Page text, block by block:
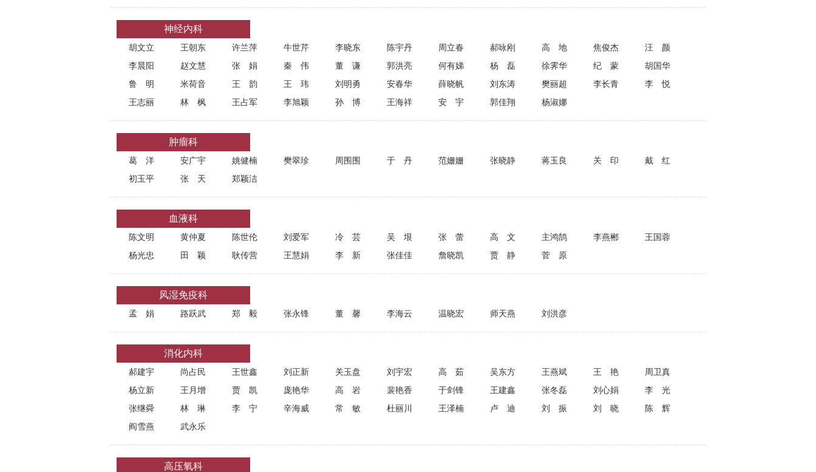
神经内科
胡文立 王朝东 许兰萍 牛世芹 李晓东 陈宇丹 周立春 郝咏刚 高地 焦俊杰
汪颜
李晨阳
赵文慧 张娟 秦伟 董谦 郭洪亮 何有娣 杨磊 徐霁华 纪蒙
胡国华
鲁明
米荷音 王韵 王玮 刘明勇 安春华 薛晓帆 刘东涛 樊丽超 李长青
李悦
王志丽
林枫 王占军 李旭颖 孙博 王海祥 安宇 郭佳翔 杨淑娜
肿瘤科
葛洋 安广宇 姚健楠 樊翠珍 周围围 于丹 范姗姗 张晓静 蒋玉良 关印
戴红
初玉平
张天 郑颖洁
血液科
陈文明 黄仲夏 陈世伦 刘爱军 冷芸 吴垠 张蕾 高文 主鸿鹄 李燕郴
王国蓉
杨光忠
田颖 耿传营 王慧娟 李新 张佳佳 詹晓凯 贾静 菅原
风湿免疫科
孟娟 路跃武 郑毅 张永锋 董馨 李海云 温晓宏 师天燕 刘洪彦
消化内科
郝建宇 尚占民 王世鑫 刘正新 关玉盘 刘宇宏 高茹 吴东方 王燕斌 王艳
周卫真
杨立新
王月增 贾凯 庞艳华 高岩 裴艳香 于剑锋 王建鑫 张冬磊 刘心娟
李光
张继舜
林琳 李宁 辛海威 常敏 杜丽川 王泽楠 卢迪 刘振 刘晓
陈辉
阎雪燕
武永乐
高压氧科